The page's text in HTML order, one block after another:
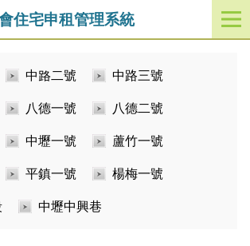
住宅申租管理系統
開
啟
中路二號 中路三號
八德一號 八德二號
中壢一號 蘆竹一號
平鎮一號 楊梅一號
中壢中興巷